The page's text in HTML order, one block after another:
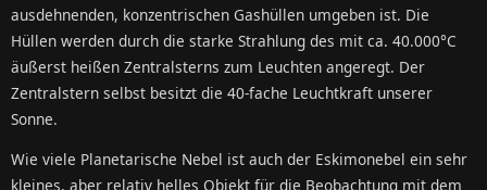
ausdehnenden, konzentrischen Gashüllen umgeben ist. Die
Hüllen werden durch die starke Strahlung des mit ca. 40.000°C
äußerst heißen Zentralsterns zum Leuchten angeregt. Der
Zentralstern selbst besitzt die 40-fache Leuchtkraft unserer
Sonne.
Wie viele Planetarische Nebel ist auch der Eskimonebel ein sehr
kleines, aber relativ helles Objekt für die Beobachtung mit dem